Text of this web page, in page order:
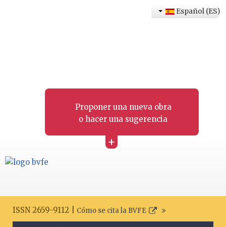
Proponer una nueva obra
o hacer una sugerencia
+
Español (ES)
ISSN 2659-9112 | Cómo se cita la BVFE